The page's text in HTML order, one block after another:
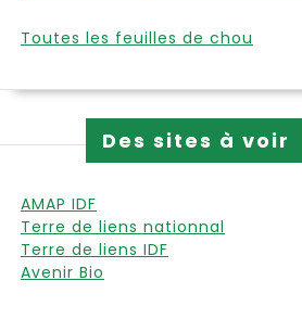
Toutes les feuilles de chou
Des sites à voir
AMAP IDF
Terre de liens nationnal
Terre de liens IDF
Avenir Bio